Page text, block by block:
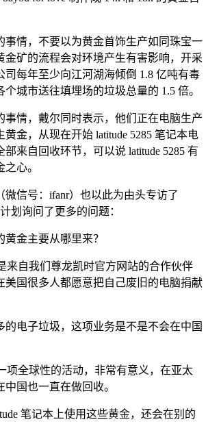
事情，不要以为黄金首饰生产如同珠宝一
金矿的流程会对环境产生有害影响，开采
司每年至少向江河湖海倾倒 1.8 亿吨有毒
城市送往填埋场的垃圾总量的 1.5 倍。
事情，戴尔同时表示，他们正在电脑生产
金，从现在开始 latitude 5285 笔记本电
来自回收环节，可以说 latitude 5285 有
心。
微信号：ifanr）也以此为由头专访了
划询问了更多的问题：
黄金主要从哪里来？
来自我们尊龙凯时官方网站的合作伙伴
美国很多人都愿意把自己废旧的电脑捐献
的电子垃圾，这项业务是不是不会在中国
项全球性的活动，非常有意义，在亚太
国也一直在做回收。
笔记本上使用这些黄金，还会在别的